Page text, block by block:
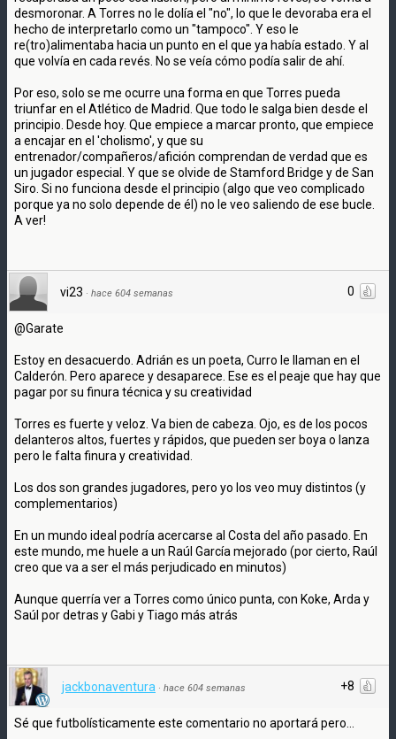
desmoronar. A Torres no le dolía el "no", lo que le devoraba era el
hecho de interpretarlo como un "tampoco". Y eso le
re(tro)alimentaba hacia un punto en el que ya había estado. Y al
que volvía en cada revés. No se veía cómo podía salir de ahí.
Por eso, solo se me ocurre una forma en que Torres pueda
triunfar en el Atlético de Madrid. Que todo le salga bien desde el
principio. Desde hoy. Que empiece a marcar pronto, que empiece
a encajar en el 'cholismo', y que su
entrenador/compañeros/afición comprendan de verdad que es
un jugador especial. Y que se olvide de Stamford Bridge y de San
Siro. Si no funciona desde el principio (algo que veo complicado
porque ya no solo depende de él) no le veo saliendo de ese bucle.
A ver!
0
vi23 · hace 604 semanas
@Garate
Estoy en desacuerdo. Adrián es un poeta, Curro le llaman en el
Calderón. Pero aparece y desaparece. Ese es el peaje que hay que
pagar por su finura técnica y su creatividad
Torres es fuerte y veloz. Va bien de cabeza. Ojo, es de los pocos
delanteros altos, fuertes y rápidos, que pueden ser boya o lanza
pero le falta finura y creatividad.
Los dos son grandes jugadores, pero yo los veo muy distintos (y
complementarios)
En un mundo ideal podría acercarse al Costa del año pasado. En
este mundo, me huele a un Raúl García mejorado (por cierto, Raúl
creo que va a ser el más perjudicado en minutos)
Aunque querría ver a Torres como único punta, con Koke, Arda y
Saúl por detras y Gabi y Tiago más atrás
+8
jackbonaventura · hace 604 semanas
Sé que futbolísticamente este comentario no aportará pero...